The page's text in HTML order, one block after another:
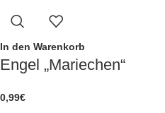
In den Warenkorb
Engel „Mariechen“
0,99€